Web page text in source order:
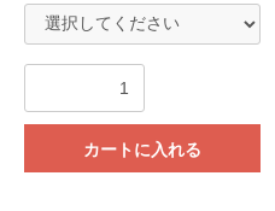
カートに入れる